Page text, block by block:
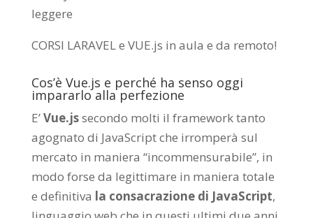
leggere
CORSI LARAVEL e VUE.js in aula e da remoto!
Cos’è Vue.js e perché ha senso oggi
impararlo alla perfezione
E’Vue.jssecondo molti il framework tanto
agognato di JavaScript che irromperà sul
mercato in maniera “incommensurabile”, in
modo forse da legittimare in maniera totale
e definitiva la consacrazione di JavaScript,